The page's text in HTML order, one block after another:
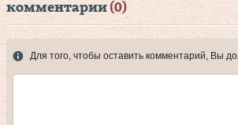
комментарии (0)
Для того, чтобы оставить комментарий, Вы